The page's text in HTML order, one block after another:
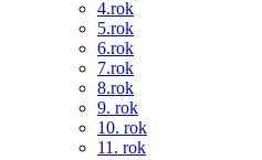
4.rok
5.rok
6.rok
7.rok
8.rok
9. rok
10. rok
11. rok